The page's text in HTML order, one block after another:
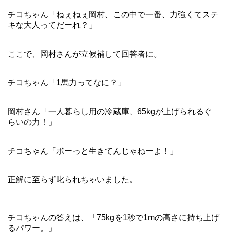
チコちゃん「ねぇねぇ岡村、この中で一番、力強くてステ
キな大人ってだーれ？」
ここで、岡村さんが立候補して回答者に。
チコちゃん「1馬力ってなに？」
岡村さん「一人暮らし用の冷蔵庫、65kgが上げられるぐ
らいの力！」
チコちゃん「ボーっと生きてんじゃねーよ！」
正解に至らず叱られちゃいました。
チコちゃんの答えは、「75kgを1秒で1mの高さに持ち上げ
るパワー。」